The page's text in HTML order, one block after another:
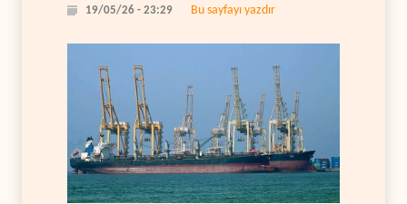
19/05/26 - 23:29 Bu sayfayı yazdır